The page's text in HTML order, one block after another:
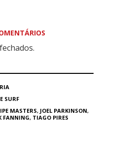
SURF
MASTERS, JOEL PARKINSON,
FANNING, TIAGO PIRES